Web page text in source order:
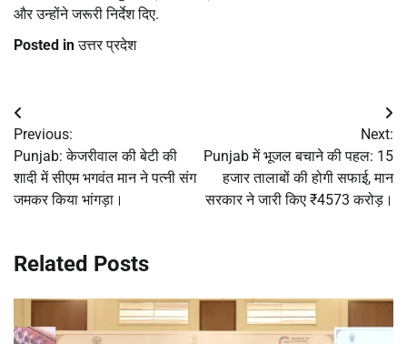
और उन्होंने जरूरी निर्देश दिए.
Posted inउत्तर प्रदेश
Post
navigation
Previous:
Punjab: केजरीवाल की बेटी की
शादी में सीएम भगवंत मान ने पत्नी संग
जमकर किया भांगड़ा।
Next:
Punjab में भूजल बचाने की पहल: 15
हजार तालाबों की होगी सफाई, मान
सरकार ने जारी किए ₹4573 करोड़।
Related Posts